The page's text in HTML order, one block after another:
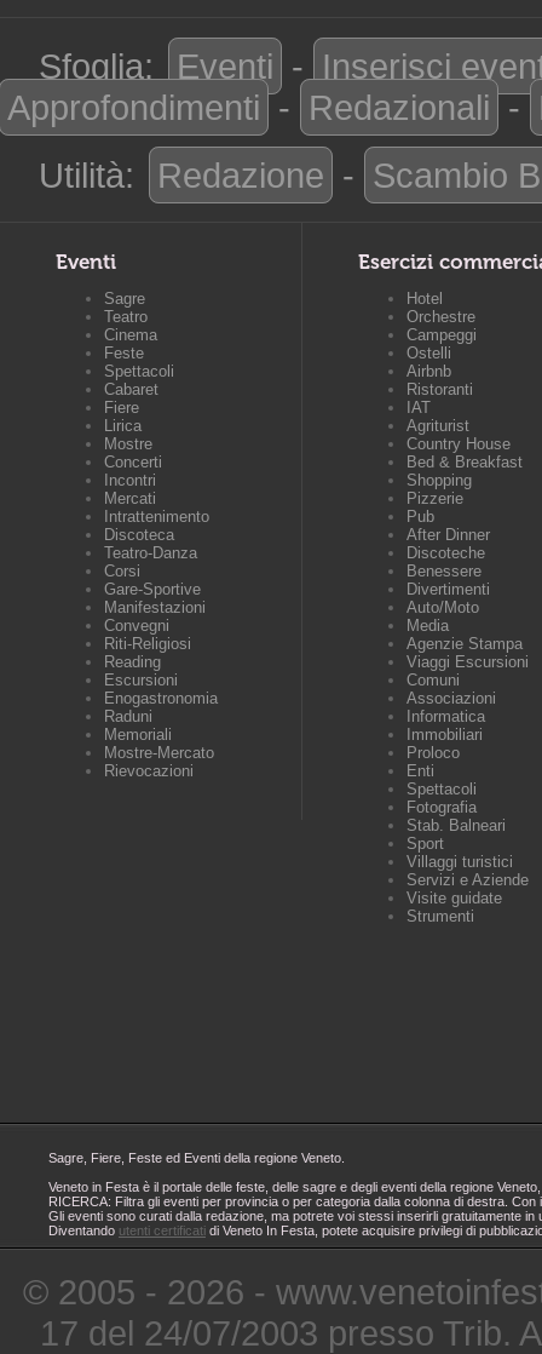
Sfoglia: Eventi - Inserisci
Approfondimenti - Redazionali -
Utilità:
Redazione - Scambio
Eventi
Sagre
Teatro
Cinema
Feste
Spettacoli
Cabaret
Fiere
Lirica
Mostre
Concerti
Incontri
Mercati
Intrattenimento
Discoteca
Teatro-Danza
Corsi
Gare-Sportive
Manifestazioni
Convegni
Riti-Religiosi
Reading
Escursioni
Enogastronomia
Raduni
Memoriali
Mostre-Mercato
Rievocazioni
Esercizi
Hotel
Orchestre
Campeggi
Ostelli
Airbnb
Ristoranti
IAT
Agriturist
Country House
Bed & Breakfast
Shopping
Pizzerie
Pub
After Dinner
Discoteche
Benessere
Divertimenti
Auto/Moto
Media
Agenzie Stampa
Viaggi Escursioni
Comuni
Associazioni
Informatica
Immobiliari
Proloco
Enti
Spettacoli
Fotografia
Stab. Balneari
Sport
Villaggi turistici
Servizi e Aziende
Visite guidate
Strumenti
Sagre, Fiere, Feste ed Eventi della regione Veneto.
Veneto in Festa è il portale delle feste, delle sagre e degli eventi della regione
RICERCA: Filtra gli eventi per provincia o per categoria dalla colonna di destra.
Gli eventi sono curati dalla redazione, ma potrete voi stessi inserirli gratuitamente
Diventando utenti certificati di Veneto In Festa, potete acquisire privilegi di
© 2005 - 2026 -
17 del 24/07/2003 presso Trib.